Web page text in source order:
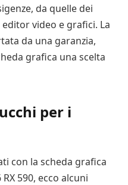
da quelle dei
video e grafici. La
da una garanzia,
grafica una scelta
per i
con la scheda grafica
RX 590, ecco alcuni